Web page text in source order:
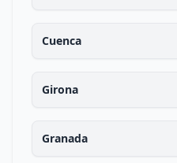
Cuenca
Girona
Granada